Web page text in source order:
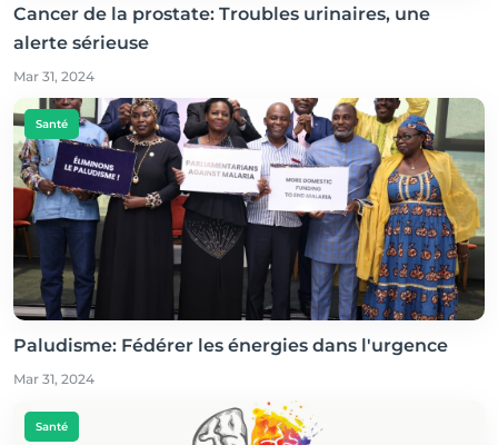
Cancer de la prostate: Troubles urinaires, une
alerte sérieuse
Mar 31, 2024
Santé
Paludisme: Fédérer les énergies dans l'urgence
Mar 31, 2024
Santé